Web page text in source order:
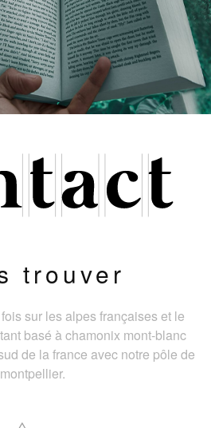
trouver
sur les alpes françaises et le
basé à chamonix mont-blanc
de la france avec notre pôle de
montpellier.